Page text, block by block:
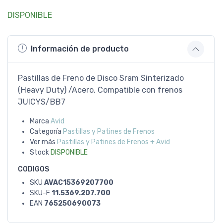
DISPONIBLE
Información de producto
Pastillas de Freno de Disco Sram Sinterizado
(Heavy Duty) /Acero. Compatible con frenos
JUICYS/BB7
Marca Avid
Categoría Pastillas y Patines de Frenos
Ver más Pastillas y Patines de Frenos + Avid
Stock DISPONIBLE
CODIGOS
SKU AVAC15369207700
SKU-F 11.5369.207.700
EAN 765250690073